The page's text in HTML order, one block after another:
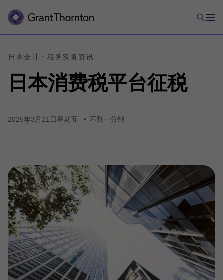
日本消费税平台征税
日本会计・ 税务实务资讯
2025年3月21日星期五 不到一分钟